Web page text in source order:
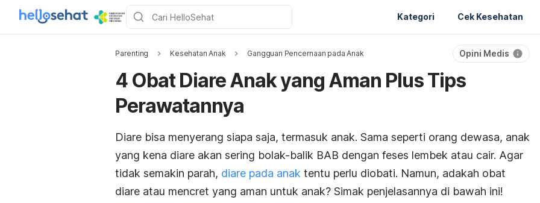
Kategori Cek Kesehatan
Parenting Kesehatan Anak Gangguan Pencernaan pada Anak Opini Medis
4 Obat Diare Anak yang Aman Plus Tips
Perawatannya
Diare bisa menyerang siapa saja, termasuk anak. Sama seperti orang dewasa, anak
yang kena diare akan sering bolak-balik BAB dengan feses lembek atau cair. Agar
tidak semakin parah, diare pada anak tentu perlu diobati. Namun, adakah obat
diare atau mencret yang aman untuk anak? Simak penjelasannya di bawah ini!